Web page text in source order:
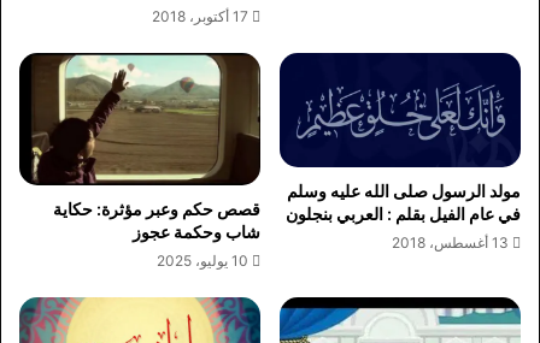
17 أكتوبر، 2018
مولد الرسول صلى الله عليه وسلم
في عام الفيل بقلم : العربي بنجلون
13 أغسطس، 2018
قصص حكم وعبر مؤثرة: حكاية
شاب وحكمة عجوز
10 يوليو، 2025